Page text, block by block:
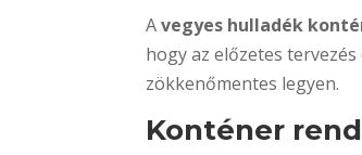
Avegyes hulladék
hogy az előzetes
zökkenőmentes legyen.
Konténer